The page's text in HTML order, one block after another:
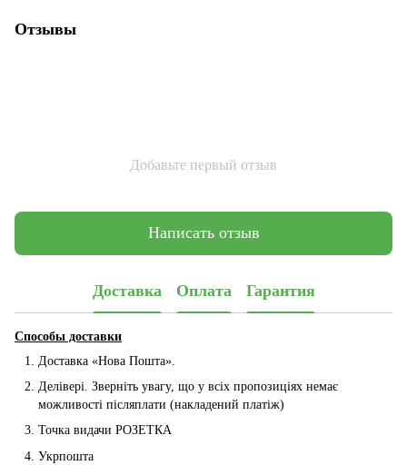
Отзывы
Добавьте первый отзыв
Написать отзыв
Доставка Оплата Гарантия
Способы доставки
Доставка «Нова Пошта».
Делівері. Зверніть увагу, що у всіх пропозиціях немає
можливості післяплати (накладений платіж)
Точка видачи РОЗЕТКА
Укрпошта